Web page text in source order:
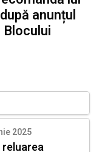
anunțul
2025